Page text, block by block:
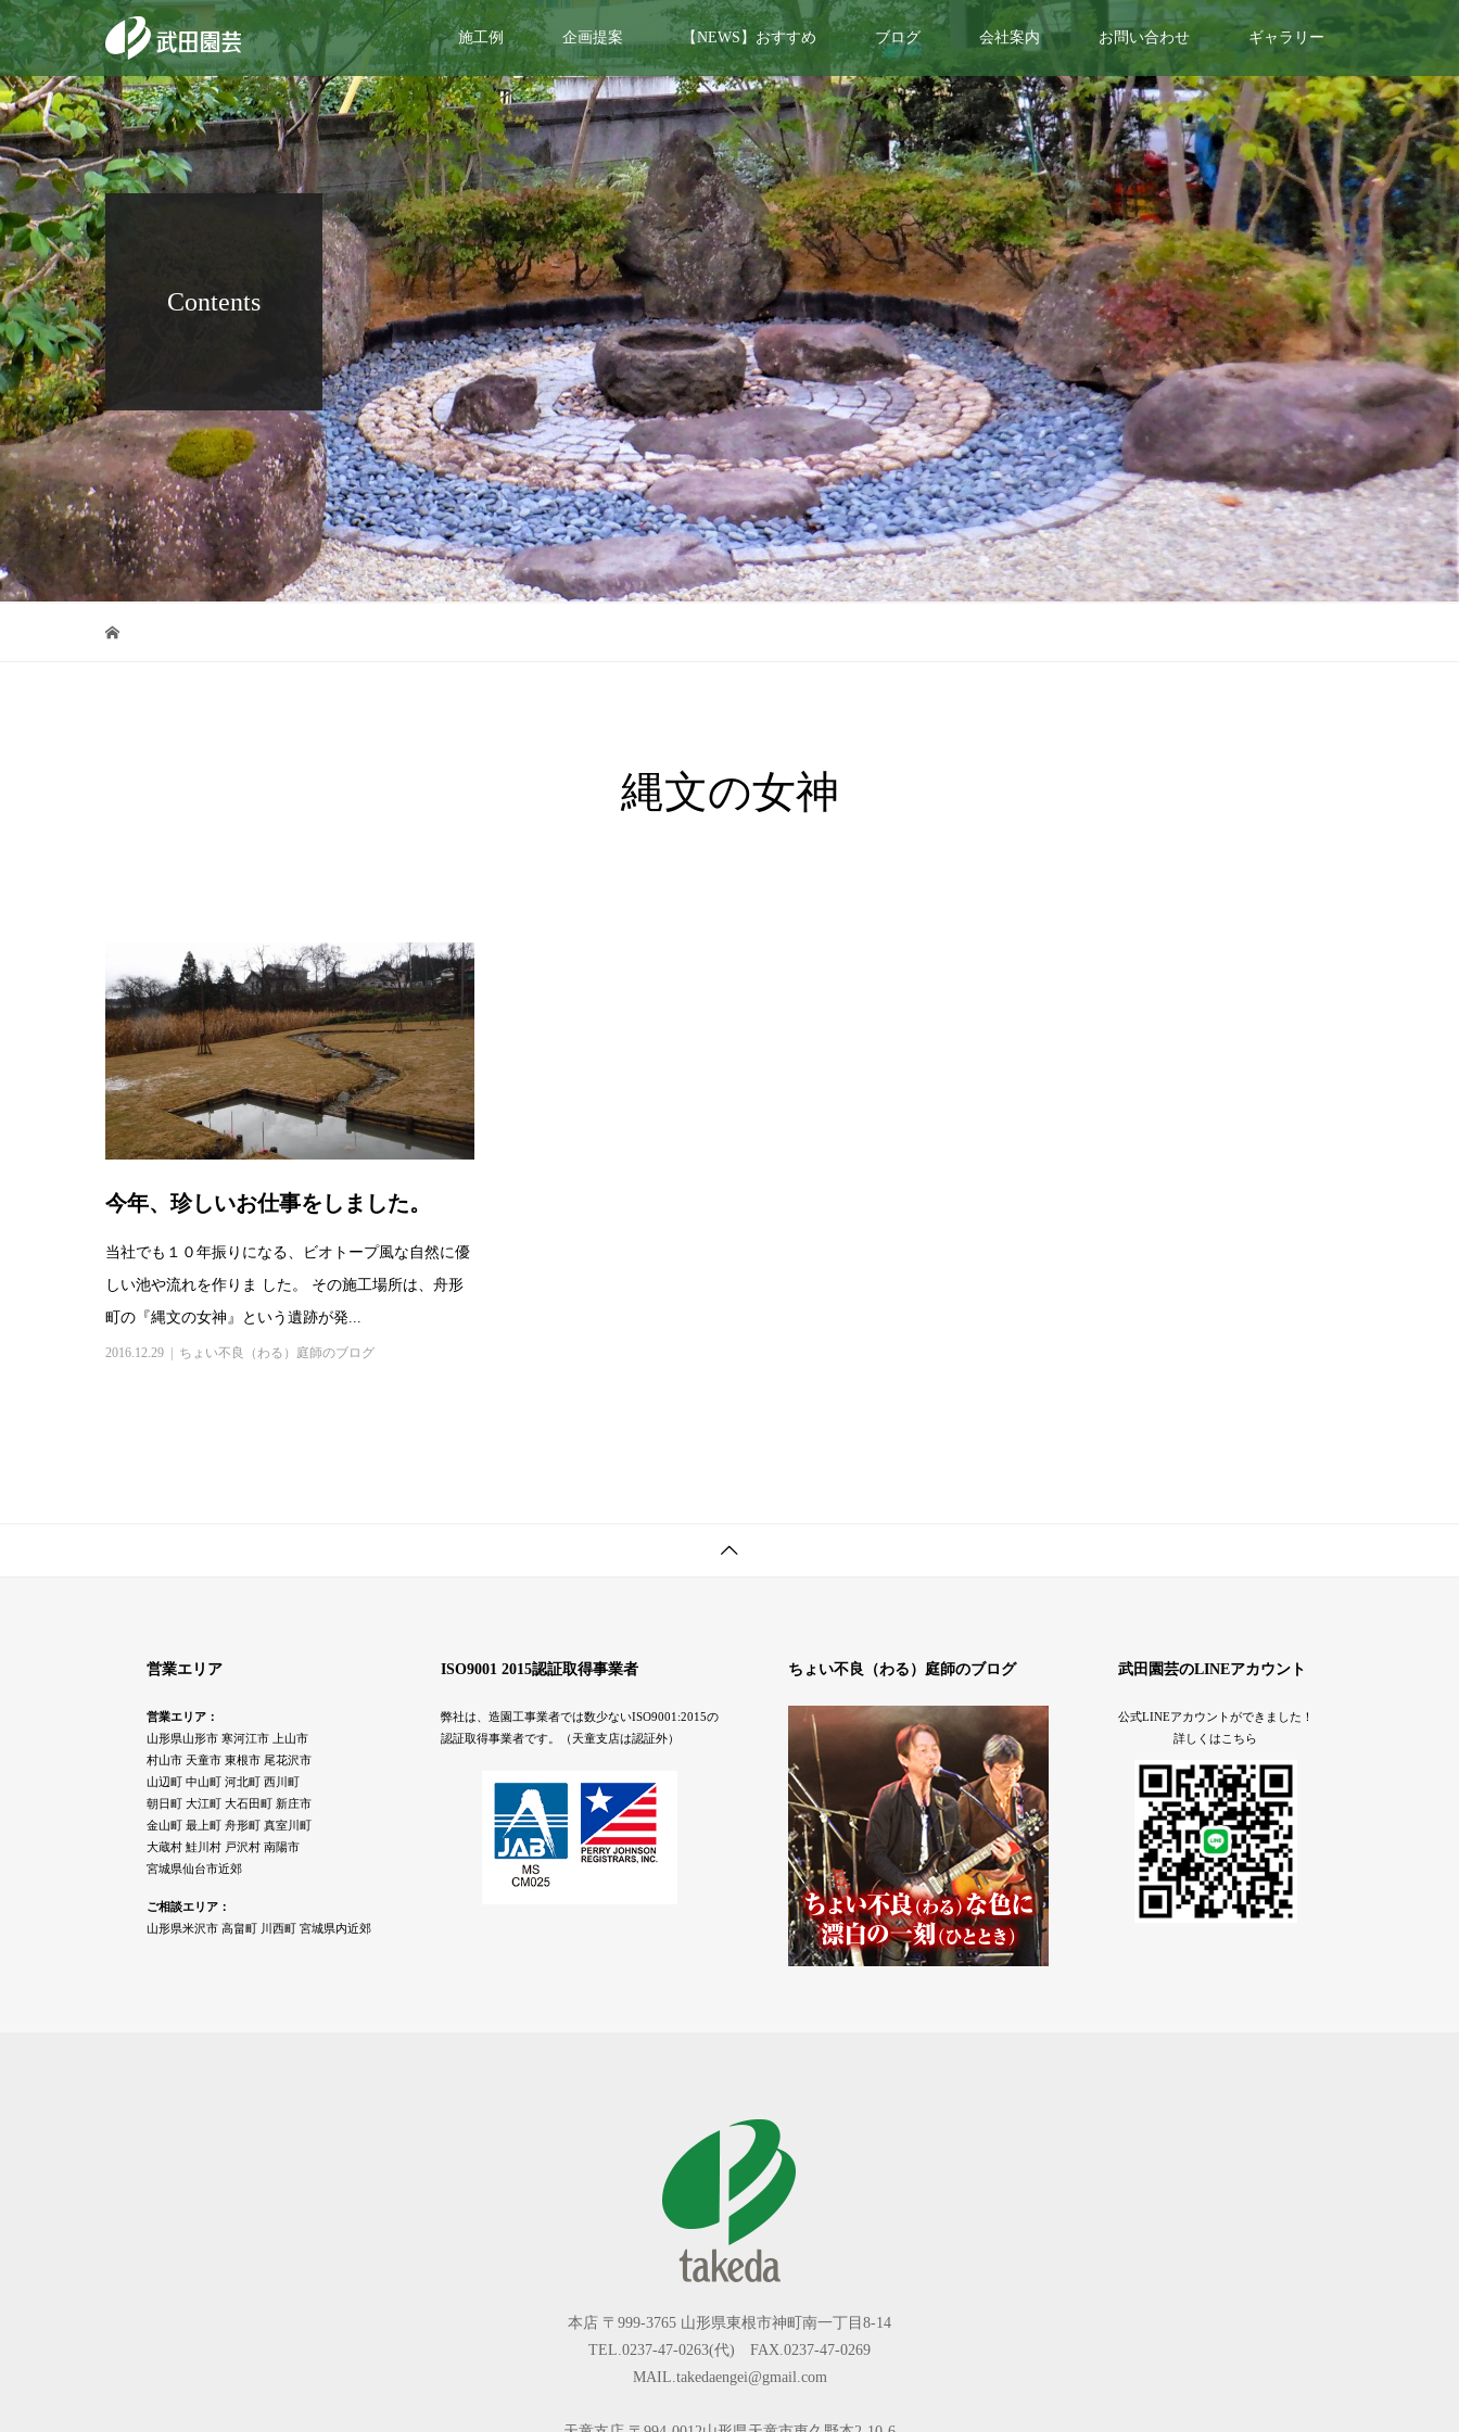
施工例 企画提案 【NEWS】おすすめ ブログ 会社案内 お問い合わせ ギャラリー
Contents
縄文の女神
今年、珍しいお仕事をしました。
当社でも１０年振りになる、ビオトープ風な自然に優
しい池や流れを作りま した。 その施工場所は、舟形
町の『縄文の女神』という遺跡が発...
2016.12.29 ちょい不良（わる）庭師のブログ
営業エリア
営業エリア：
山形県山形市 寒河江市 上山市
村山市 天童市 東根市 尾花沢市
山辺町 中山町 河北町 西川町
朝日町 大江町 大石田町 新庄市
金山町 最上町 舟形町 真室川町
大蔵村 鮭川村 戸沢村 南陽市
宮城県仙台市近郊
ご相談エリア：
山形県米沢市 高畠町 川西町 宮城県内近郊
ISO9001 2015認証取得事業者
弊社は、造園工事業者では数少ないISO9001:2015の
認証取得事業者です。（天童支店は認証外）
ちょい不良（わる）庭師のブログ 武田園芸のLINEアカウント
公式LINEアカウントができました！
詳しくはこちら
本店 〒999-3765 山形県東根市神町南一丁目8-14
TEL.0237-47-0263(代) FAX.0237-47-0269
MAIL.takedaengei@gmail.com